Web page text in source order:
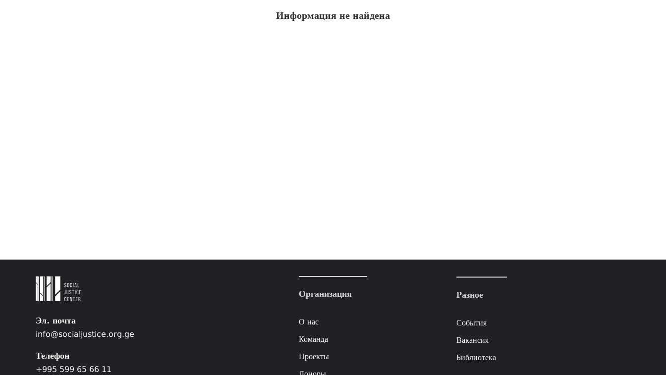
Информация не найдена
Эл. почта
info@socialjustice.org.ge
Телефон
+995 599 65 66 11
Организация
О нас
Команда
Проекты
Разное
События
Вакансия
Библиотека